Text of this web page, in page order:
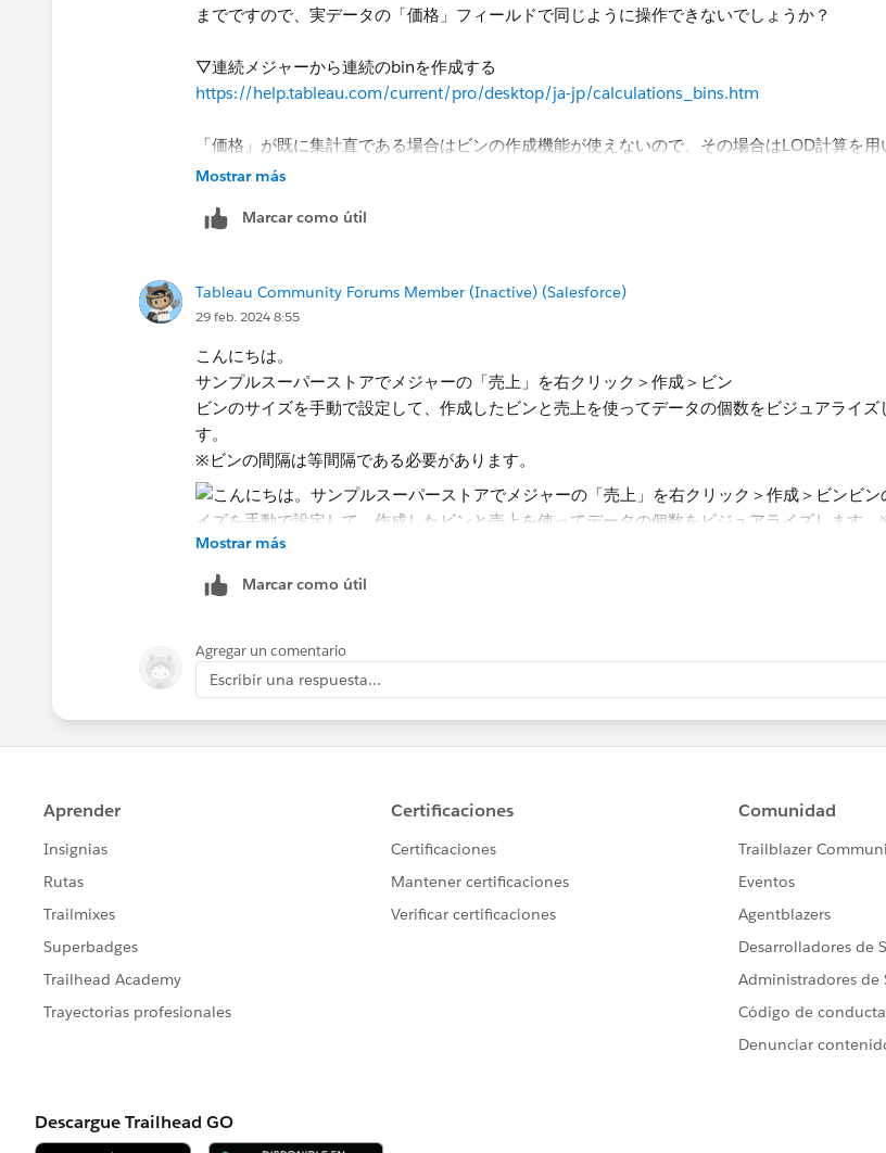
までですので、​実データの「価格」フィールドで同じように操作できないでしょうか？
▽連続メジャーから連続のbinを作成する​
https://help.tableau.com/current/pro/desktop/ja-jp/calculations_bins.htm
「価格」が既に集計直である場合は​ビンの作成機能が使えないので、その場合はLOD計算を用
必要があります。
こちらの投稿が参考になるかもしれません。​
%97%E3%81%9F%E3%81%84
サンプルデータを共有いただけるともう少し具体的にお伝えできるかもしれないので、ご検討
さい。
Mostrar más
Marcar como útil
Tableau Community Forums Member (Inactive) (Salesforce)
29 feb. 2024 8:55
こんにちは。
サンプルスーパーストアでメジャーの「売上」を右クリック＞作成＞ビン
ビンのサイズを手動で設定して、作成したビンと売上を使ってデータの個数をビジュアライズ
す。
※ビンの間隔は等間隔である必要があります。
Mostrar más
Marcar como útil
Agregar un comentario
Escribir una respuesta...